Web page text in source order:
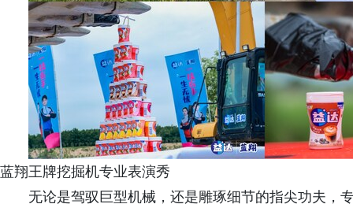
蓝翔王牌挖掘机专业表演秀
无论是驾驭巨型机械，还是雕琢细节的指尖功夫，